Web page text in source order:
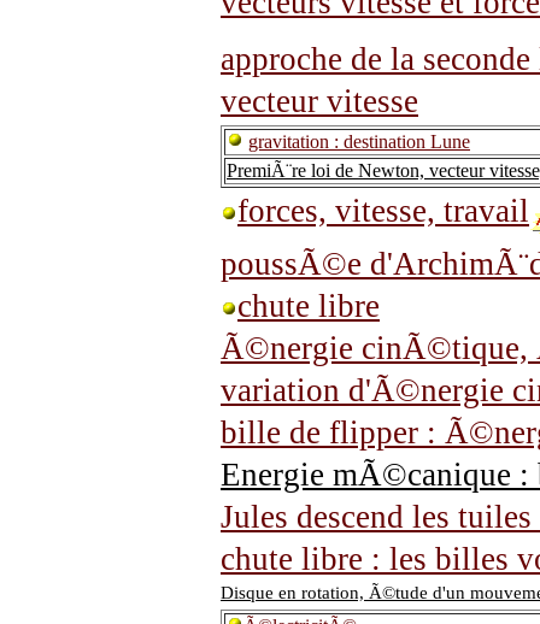
approche de la
vecteur vitesse
gravitation : destination Lune
PremiÃ¨re loi de Newton, vecteur
forces, vitesse, travail
poussÃ©e
chute libre
Ã©nergie cinÃ©tique,
variation d'Ã©nergie
bille de flipper :
Energie mÃ©canique
Jules descend les
chute libre : les billes
Disque en rotation, Ã©tude d'un